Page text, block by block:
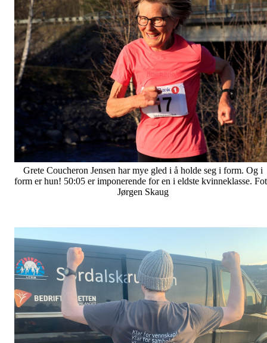
Grete Coucheron Jensen har mye gled i å holde seg i form. Og i
form er hun! 50:05 er imponerende for en i eldste kvinneklasse.
Jørgen Skaug